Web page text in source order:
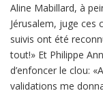
Aline Mabillard, à
Jérusalem, juge ces
suivis ont été
tout!» Et Philippe
d’enfoncer le clou:
validations me